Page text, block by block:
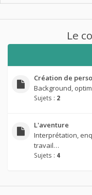
Le
Création de perso
Background,
Sujets : 2
L'aventure
Interprétation,
travail…
Sujets : 4